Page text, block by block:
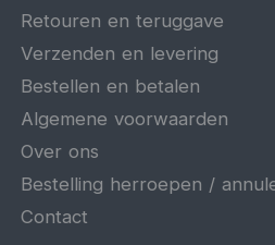
Retouren en teruggave
Verzenden en levering
Bestellen en betalen
Algemene voorwaarden
Over ons
Bestelling herroepen /
Contact